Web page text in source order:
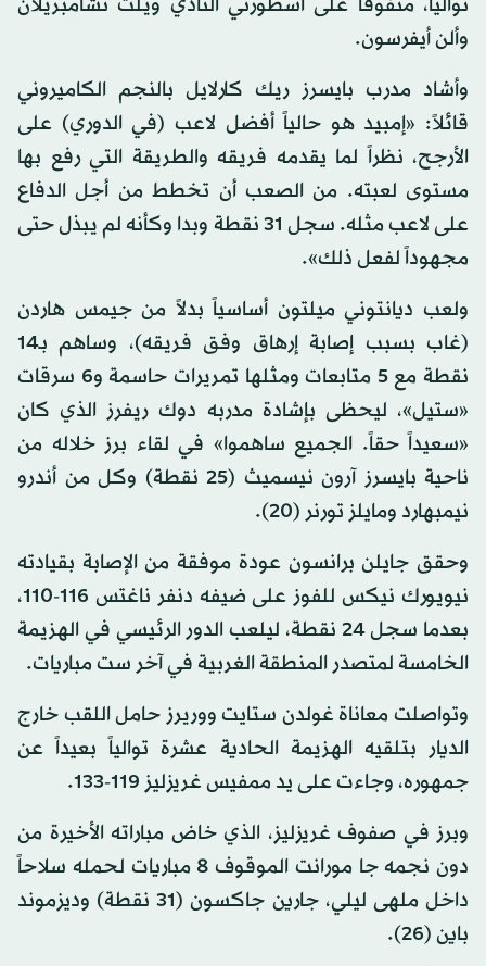
وألن أيفرسون.
وأشاد مدرب بايسرز ريك كارلايل بالنجم الكاميروني
قائلاً: «إمبيد هو حالياً أفضل لاعب (في الدوري) على
الأرجح، نظراً لما يقدمه فريقه والطريقة التي رفع بها
مستوى لعبته. من الصعب أن تخطط من أجل الدفاع
على لاعب مثله. سجل 31 نقطة وبدا وكأنه لم يبذل حتى
مجهوداً لفعل ذلك».
ولعب ديانتوني ميلتون أساسياً بدلاً من جيمس هاردن
(غاب بسبب إصابة إرهاق وفق فريقه)، وساهم بـ14
نقطة مع 5 متابعات ومثلها تمريرات حاسمة و6 سرقات
«ستيل»، ليحظى بإشادة مدربه دوك ريفرز الذي كان
«سعيداً حقاً. الجميع ساهموا» في لقاء برز خلاله من
ناحية بايسرز آرون نيسميث (25 نقطة) وكل من أندرو
نيمبهارد ومايلز تورنر (20).
وحقق جايلن برانسون عودة موفقة من الإصابة بقيادته
نيويورك نيكس للفوز على ضيفه دنفر ناغتس 116-110،
بعدما سجل 24 نقطة، ليلعب الدور الرئيسي في الهزيمة
الخامسة لمتصدر المنطقة الغربية في آخر ست مباريات.
وتواصلت معاناة غولدن ستايت ووريرز حامل اللقب خارج
الديار بتلقيه الهزيمة الحادية عشرة توالياً بعيداً عن
جمهوره، وجاءت على يد ممفيس غريزليز 119-133.
وبرز في صفوف غريزليز، الذي خاض مباراته الأخيرة من
دون نجمه جا مورانت الموقوف 8 مباريات لحمله سلاحاً
داخل ملهى ليلي، جارين جاكسون (31 نقطة) وديزموند
باين (26).